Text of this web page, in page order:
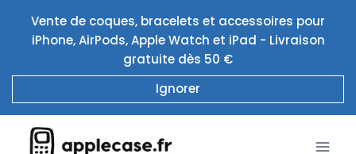
contenu
Vente de coques, bracelets et accessoires pour
iPhone, AirPods, Apple Watch et iPad - Livraison
gratuite dès 50 €
Ignorer